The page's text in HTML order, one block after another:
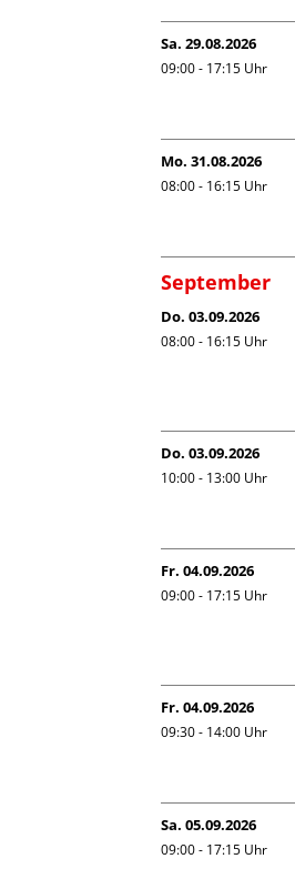
Sa. 29.08.2026
09:00 - 17:15 Uhr
Mo. 31.08.2026
08:00 - 16:15 Uhr
September
Do. 03.09.2026
08:00 - 16:15 Uhr
Do. 03.09.2026
10:00 - 13:00 Uhr
Fr. 04.09.2026
09:00 - 17:15 Uhr
Fr. 04.09.2026
09:30 - 14:00 Uhr
Sa. 05.09.2026
09:00 - 17:15 Uhr